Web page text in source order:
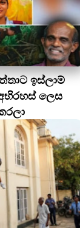
ඉස්ලාම්
ලෙස